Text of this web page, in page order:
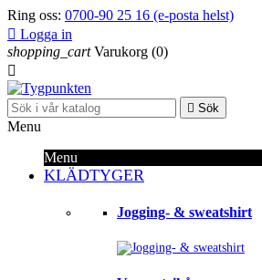
Ring oss: 0700-90 25 16 (e-posta helst)
 Logga in
shopping_cart Varukorg (0)

 Sök
Menu
Menu
KLÄDTYGER
Jogging- & sweatshirt